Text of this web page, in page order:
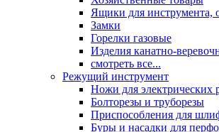
Ящики для инструмента,
Замки
Горелки газовые
Изделия канатно-
смотреть все...
Режущий инструмент
Ножи для электрических
Болторезы и труборезы
Приспособления для
Буры и насадки для